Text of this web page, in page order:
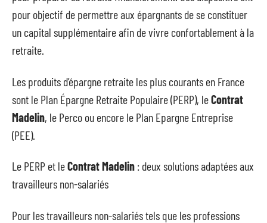
pour objectif de permettre aux épargnants de se constituer
un capital supplémentaire afin de vivre confortablement à la
retraite.
Les produits d’épargne retraite les plus courants en France
sont le Plan Épargne Retraite Populaire (PERP), leContrat
Madelin, le Perco ou encore le Plan Epargne Entreprise
(PEE).
Le PERP et leContrat Madelin : deux solutions adaptées aux
travailleurs non-salariés
Pour les travailleurs non-salariés tels que les professions